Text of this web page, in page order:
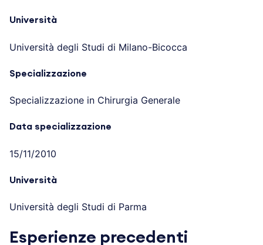
Università
Università degli Studi di Milano-Bicocca
Specializzazione
Specializzazione in Chirurgia Generale
Data specializzazione
15/11/2010
Università
Università degli Studi di Parma
Esperienze precedenti